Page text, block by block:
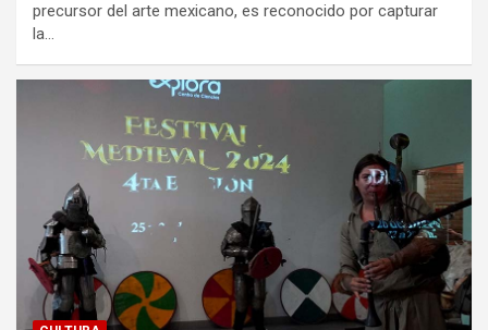
precursor del arte mexicano, es reconocido por capturar
la…